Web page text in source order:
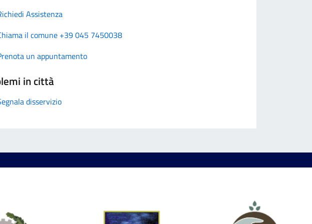
Assistenza
il comune +39 045 7450038
un appuntamento
in città
disservizio